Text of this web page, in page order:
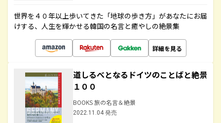
世界を４０年以上歩いてきた「地球の歩き方」があなたにお届
けする、人生を輝かせる韓国の名言と癒やしの絶景集
詳細を見る
道しるべとなるドイツのことばと絶景
１００
BOOKS 旅の名言＆絶景
2022.11.04 発売